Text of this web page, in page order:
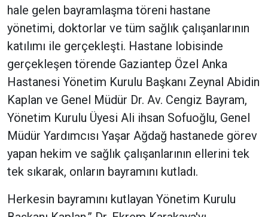
hale gelen bayramlaşma töreni hastane
yönetimi, doktorlar ve tüm sağlık çalışanlarının
katılımı ile gerçekleşti. Hastane lobisinde
gerçekleşen törende Gaziantep Özel Anka
Hastanesi Yönetim Kurulu Başkanı Zeynal Abidin
Kaplan ve Genel Müdür Dr. Av. Cengiz Bayram,
Yönetim Kurulu Üyesi Ali ihsan Sofuoğlu, Genel
Müdür Yardımcısı Yaşar Ağdağ hastanede görev
yapan hekim ve sağlık çalışanlarının ellerini tek
tek sıkarak, onların bayramını kutladı.
Herkesin bayramını kutlayan Yönetim Kurulu